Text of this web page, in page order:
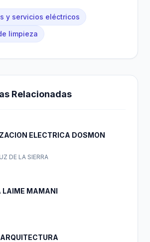
y servicios eléctricos
limpieza
Relacionadas
ELECTRICA DOSMON
DE LA SIERRA
LAIME MAMANI